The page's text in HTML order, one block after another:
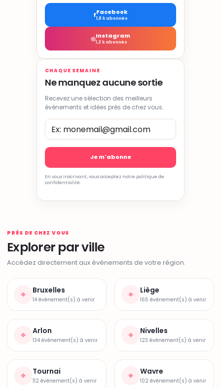
fFacebook
1,8 k abonnés
◎Instagram
1,2 k abonnés
CHAQUE SEMAINE
Ne manquez aucune sortie
Recevez une sélection des meilleurs
événements et idées près de chez vous.
En vous inscrivant, vous acceptez notre politique de
confidentialité.
PRÈS DE CHEZ VOUS
Explorer par ville
Accédez directement aux événements de votre région.
⌖ Bruxelles
14 événement(s) à venir ⌖ Liège
165 événement(s) à venir
⌖ Arlon
134 événement(s) à venir ⌖ Nivelles
123 événement(s) à venir
⌖ Tournai
112 événement(s) à venir ⌖ Wavre
102 événement(s) à venir